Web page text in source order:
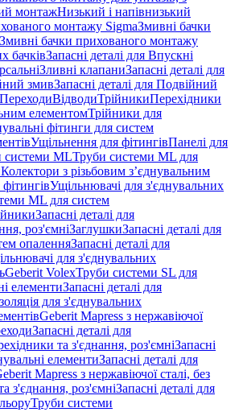
монтажНизький і напівнизький
монтажу SigmaЗмивні бачки
Змивні бачки прихованого монтажу
бачківЗапасні деталі для Впускні
Зливні клапаниЗапасні деталі для
змивЗапасні деталі для Подвійний
ПереходиВідводиТрійникиПерехідники
елементомТрійники для
фітинги для систем
Ущільнення для фітингівПанелі для
системи MLТруби системи ML для
Колектори з різьбовим з’єднувальним
Ущільнювачі для з'єднувальних
ML для систем
Запасні деталі для
роз'ємніЗаглушкиЗапасні деталі для
опаленняЗапасні деталі для
для з'єднувальних
Geberit VolexТруби системи SL для
елементиЗапасні деталі для
для з'єднувальних
Geberit Mapress з нержавіючої
Запасні деталі для
та з'єднання, роз'ємніЗапасні
елементиЗапасні деталі для
Mapress з нержавіючої сталі, без
з'єднання, роз'ємніЗапасні деталі для
Труби системи